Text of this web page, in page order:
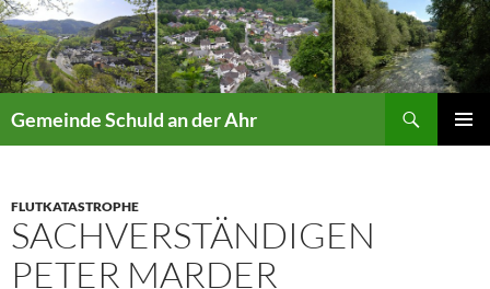
Gemeinde Schuld an der Ahr
FLUTKATASTROPHE
SACHVERSTÄNDIGEN
PETER MARDER